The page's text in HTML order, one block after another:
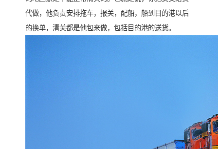
代做，他负责安排拖车，报关，配船，船到目的港以后
的换单，清关都是他包来做，包括目的港的送货。